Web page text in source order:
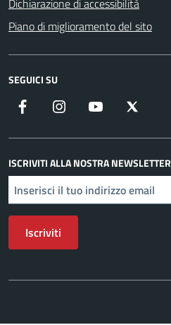
Dichiarazione di accessibilità
Piano di miglioramento del sito
SEGUICI SU
Facebook Instagram YouTube
ISCRIVITI ALLA NOSTRA NEWSLETTER